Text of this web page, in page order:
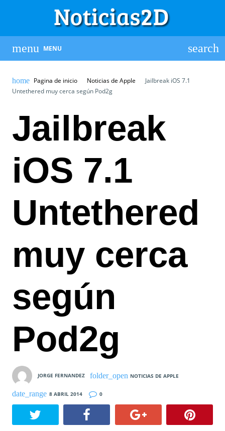
MENU
Pagina de inicio Noticias de Apple
Jailbreak iOS 7.1
Untethered muy cerca según Pod2g
Jailbreak
iOS 7.1
Untethered
muy cerca
según
Pod2g
JORGE FERNANDEZ NOTICIAS DE APPLE
8 ABRIL 2014 0